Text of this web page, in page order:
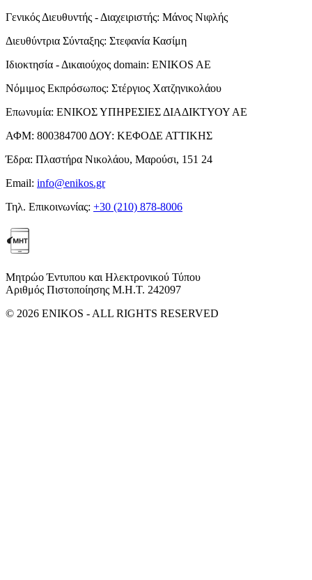
Γενικός Διευθυντής - Διαχειριστής: Μάνος Νιφλής
Διευθύντρια Σύνταξης: Στεφανία Κασίμη
Ιδιοκτησία - Δικαιούχος domain: ENIKOS AE
Νόμιμος Εκπρόσωπος: Στέργιος Χατζηνικολάου
Επωνυμία: ΕΝΙΚΟΣ ΥΠΗΡΕΣΙΕΣ ΔΙΑΔΙΚΤΥΟΥ ΑΕ
ΑΦΜ: 800384700 ΔΟΥ: ΚΕΦΟΔΕ ΑΤΤΙΚΗΣ
Έδρα: Πλαστήρα Νικολάου, Μαρούσι, 151 24
Email: info@enikos.gr
Τηλ. Επικοινωνίας: +30 (210) 878-8006
Μητρώο Έντυπου και Ηλεκτρονικού Τύπου
Αριθμός Πιστοποίησης Μ.Η.Τ. 242097
© 2026 ENIKOS - ALL RIGHTS RESERVED